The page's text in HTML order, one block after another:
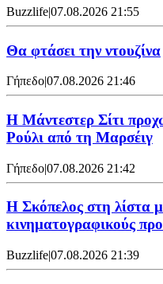
Buzzlife|07.08.2026 21:55
Θα φτάσει την ντουζίνα
Γήπεδο|07.08.2026 21:46
Η Μάντεστερ Σίτι
Ρούλι από τη Μαρσέιγ
Γήπεδο|07.08.2026 21:42
Η Σκόπελος στη λίστα
κινηματογραφικούς
Buzzlife|07.08.2026 21:39